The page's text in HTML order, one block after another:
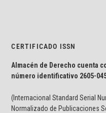
CERTIFICADO ISSN
Almacén de Derecho cuenta
número identificativo 2605-
(Internacional Standard Serial
Normalizado de Publicaciones